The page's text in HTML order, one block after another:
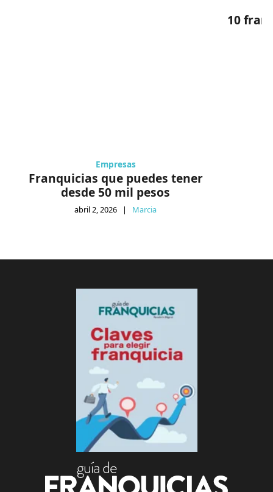
Empresas
Franquicias que puedes tener
desde 50 mil pesos
abril 2, 2026 | Marcia
10